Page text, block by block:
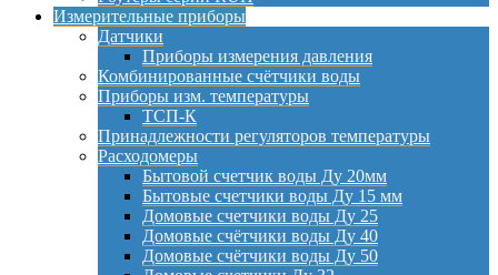
Измерительные приборы
Датчики
Приборы измерения давления
Комбинированные счётчики воды
Приборы изм. температуры
ТСП-К
Принадлежности регуляторов температуры
Расходомеры
Бытовой счетчик воды Ду 20мм
Бытовые счетчики воды Ду 15 мм
Домовые счетчики воды Ду 25
Домовые счётчики воды Ду 40
Домовые счётчики воды Ду 50